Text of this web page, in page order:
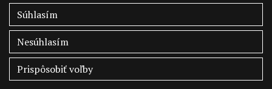
Súhlasím
Nesúhlasím
Prispôsobiť voľby